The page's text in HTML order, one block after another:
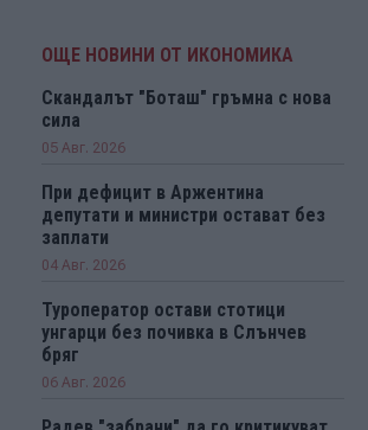
ОЩЕ НОВИНИ ОТ ИКОНОМИКА
Скандалът "Боташ" гръмна с нова
сила
05 Авг. 2026
При дефицит в Аржентина
депутати и министри остават без
заплати
04 Авг. 2026
Туроператор остави стотици
унгарци без почивка в Слънчев
бряг
06 Авг. 2026